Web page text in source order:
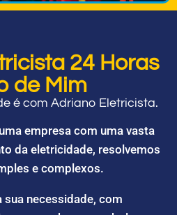
24 Horas
de Mim
é com Adriano Eletricista.
empresa com uma vasta
da eletricidade, resolvemos
e complexos.
necessidade, com